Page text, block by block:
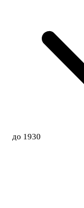
до 1930